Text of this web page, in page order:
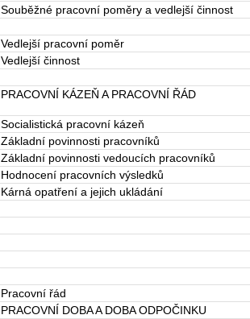
Souběžné pracovní poměry a vedlejší činnost
Vedlejší pracovní poměr
Vedlejší činnost
PRACOVNÍ KÁZEŇ A PRACOVNÍ ŘÁD
Socialistická pracovní kázeň
Základní povinnosti pracovníků
Základní povinnosti vedoucích pracovníků
Hodnocení pracovních výsledků
Kárná opatření a jejich ukládání
Pracovní řád
PRACOVNÍ DOBA A DOBA ODPOČINKU